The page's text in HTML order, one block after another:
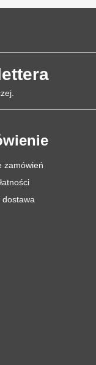
zamówień
dostawa